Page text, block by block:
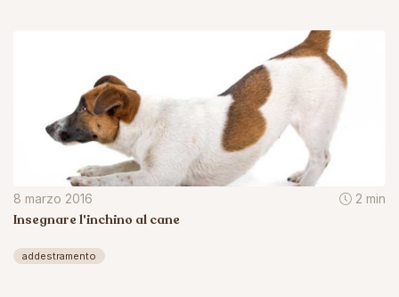
8 marzo 2016 2 min
Insegnare l'inchino al cane
addestramento